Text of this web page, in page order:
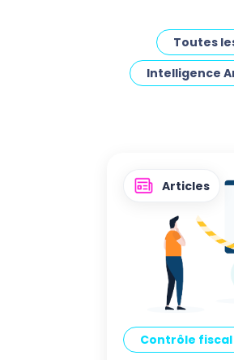
Toutes
Intelligence
Articles
Contrôle fiscal